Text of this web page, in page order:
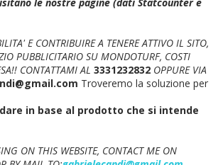
le nostre pagine (dati Statcounter e
E CONTRIBUIRE A TENERE ATTIVO IL SITO,
PUBBLICITARIO SU MONDOTURF, COSTI
CONTATTAMI AL 3331232832 OPPURE VIA
Troveremo la soluzione per
in base al prodotto che si intende
ON THIS WEBSITE, CONTACT ME ON